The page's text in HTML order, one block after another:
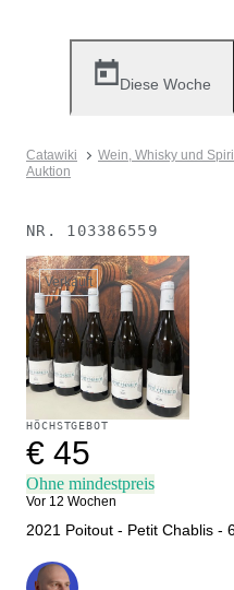
Diese Woche
Catawiki Wein, Whisky und
Auktion
NR. 103386559
Verkauft
HÖCHSTGEBOT
€ 45
Ohne mindestpreis
Vor 12 Wochen
2021 Poitout - Petit Chablis -